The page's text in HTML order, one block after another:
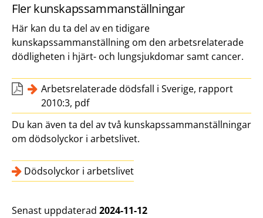
Fler kunskapssammanställningar
Här kan du ta del av en tidigare
kunskapssammanställning om den arbetsrelaterade
dödligheten i hjärt- och lungsjukdomar samt cancer.
Arbetsrelaterade dödsfall i Sverige, rapport
2010:3, pdf
Du kan även ta del av två kunskapssammanställningar
om dödsolyckor i arbetslivet.
Dödsolyckor i arbetslivet
Senast uppdaterad 2024-11-12